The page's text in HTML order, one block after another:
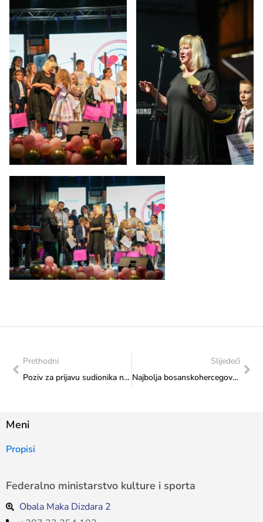
Prethodni
Poziv za prijavu sudionika na trening “Living Compass 2024”
Slijedeći
Najbolja bosanskohercegovačka skijašica, Elvedina Muzaferija, u posjeti Ministarstvu
Meni
Propisi
Federalno ministarstvo kulture i sporta
Obala Maka Dizdara 2